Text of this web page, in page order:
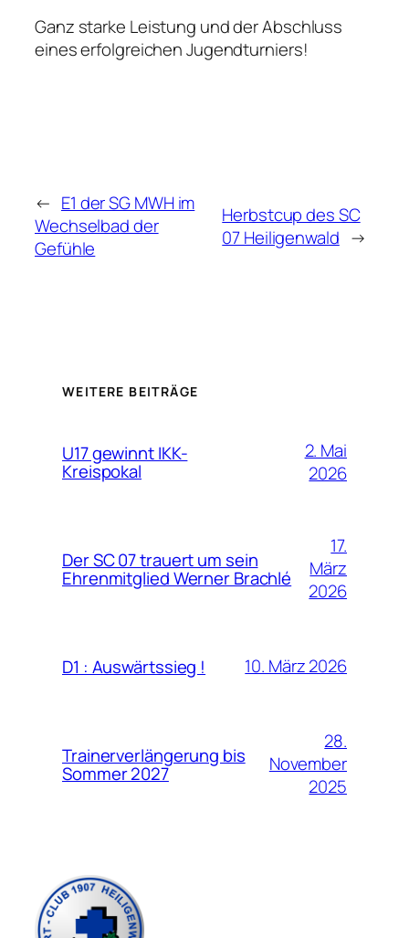
Ganz starke Leistung und der Abschluss
eines erfolgreichen Jugendturniers!
← E1 der SG MWH im
Wechselbad der
Gefühle
Herbstcup des SC
07 Heiligenwald →
WEITERE BEITRÄGE
U17 gewinnt IKK-
Kreispokal
2. Mai
2026
Der SC 07 trauert um sein
Ehrenmitglied Werner Brachlé
17.
März
2026
D1 : Auswärtssieg ! 10. März 2026
Trainerverlängerung bis
Sommer 2027
28.
November
2025